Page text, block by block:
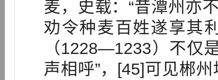
麦，史载：“昔潭州亦
劝令种麦百姓遂享其
（1228—1233）不仅
声相呼”，[45]可见郴